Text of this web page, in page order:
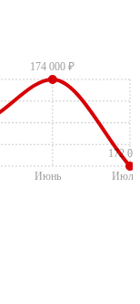
174 000 ₽
172
Июнь Июль